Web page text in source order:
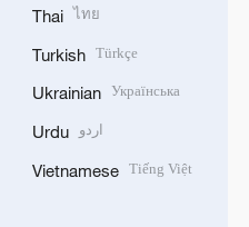
Thai ไทย
Turkish Türkçe
Ukrainian Українська
Urdu اردو
Vietnamese Tiếng Việt